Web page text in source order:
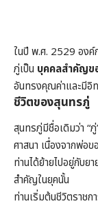
ในปี พ.ศ. 2529 องค์
ภู่เป็น บุคคลสำคัญข
อันทรงคุณค่าและมีอิ
ชีวิตของสุนทรภู่
สุนทรภู่มีชื่อเดิมว่า “
ศาสนา เนื่องจากพ่อ
ท่านได้ย้ายไปอยู่กับย
สำคัญในยุคนั้น
ท่านเริ่มต้นชีวิตราชก